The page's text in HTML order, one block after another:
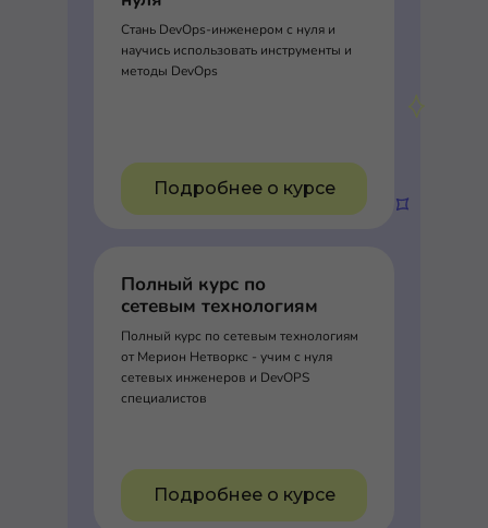
Стань DevOps-инженером с нуля и
научись использовать инструменты и
методы DevOps
Подробнее о курсе
Полный курс по
сетевым технологиям
Полный курс по сетевым технологиям
от Мерион Нетворкс - учим с нуля
сетевых инженеров и DevOPS
специалистов
Подробнее о курсе